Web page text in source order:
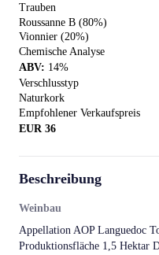
Trauben
Roussanne B (80%)
Vionnier (20%)
Chemische Analyse
ABV: 14%
Verschlusstyp
Naturkork
Empfohlener Verkaufspreis
EUR 36
Beschreibung
Weinbau
Appellation AOP Languedoc
Produktionsfläche 1,5 Hektar